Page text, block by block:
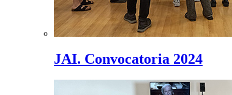
JAI. Convocatoria 2024